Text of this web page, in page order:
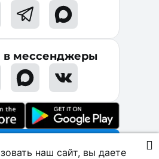
мессенджеры
наш сайт, вы даете